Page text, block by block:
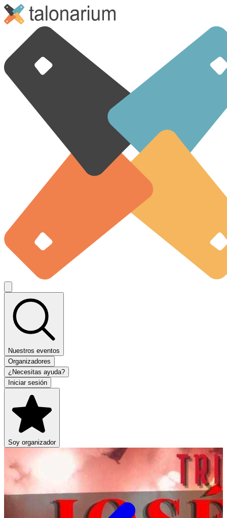
Nuestros eventos
Organizadores
¿Necesitas ayuda?
Iniciar sesión
Soy organizador